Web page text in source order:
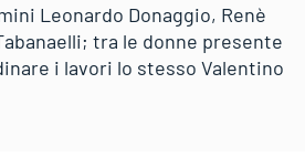
Leonardo Donaggio, Renè
tra le donne presente
i lavori lo stesso Valentino